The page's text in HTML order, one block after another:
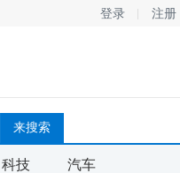
登录 注册
科技 汽车